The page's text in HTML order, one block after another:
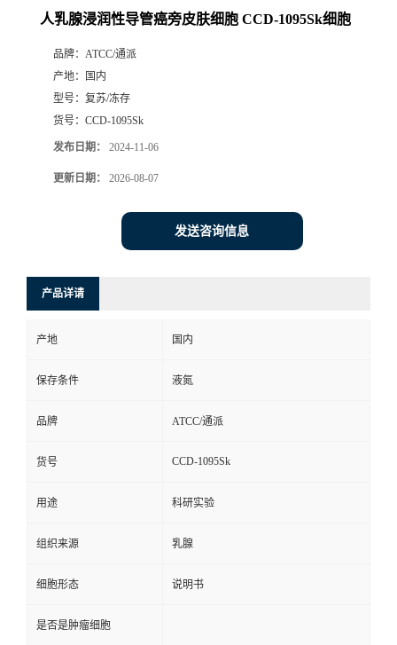
人乳腺浸润性导管癌旁皮肤细胞 CCD-1095Sk细胞
品牌： ATCC/通派
产地：
国内
型号： 复苏/冻存
货号： CCD-1095Sk
发布日期： 2024-11-06
更新日期： 2026-08-07
发送咨询信息
产品详请
产地 国内
保存条件 液氮
品牌 ATCC/通派
货号 CCD-1095Sk
用途 科研实验
组织来源 乳腺
细胞形态 说明书
是否是肿瘤细胞